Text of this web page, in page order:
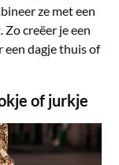
ze met een
creëer je een
een dagje thuis of
of jurkje